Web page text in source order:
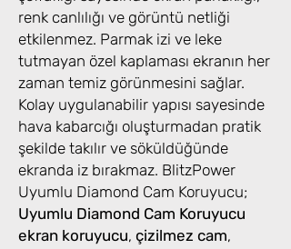
renk canlılığı ve görüntü netliği
etkilenmez. Parmak izi ve leke
tutmayan özel kaplaması ekranın her
zaman temiz görünmesini sağlar.
Kolay uygulanabilir yapısı sayesinde
hava kabarcığı oluşturmadan pratik
şekilde takılır ve söküldüğünde
ekranda iz bırakmaz. BlitzPower
Uyumlu Diamond Cam Koruyucu;
Uyumlu Diamond Cam Koruyucu
ekran koruyucu, çizilmez cam,